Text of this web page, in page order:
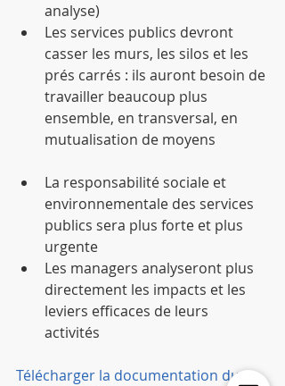
analyse)
Les services publics devront
casser les murs, les silos et les
prés carrés : ils auront besoin de
travailler beaucoup plus
ensemble, en transversal, en
mutualisation de moyens
La responsabilité sociale et
environnementale des services
publics sera plus forte et plus
urgente
Les managers analyseront plus
directement les impacts et les
leviers efficaces de leurs
activités
Télécharger la documentation du